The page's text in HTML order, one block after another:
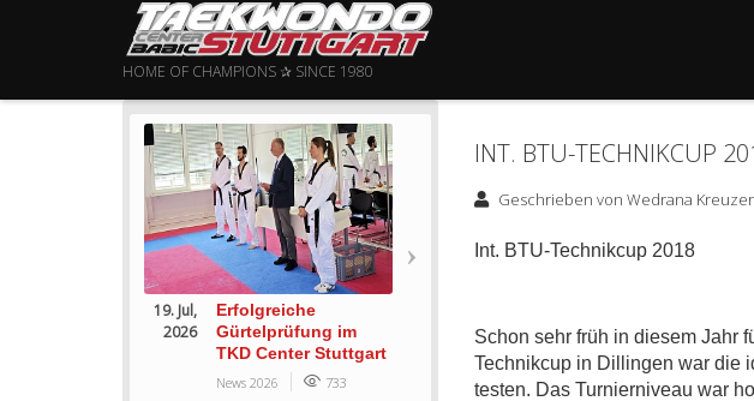
HOME OF CHAMPIONS ✰ SINCE 1980
19. Jul,
2026
Erfolgreiche
Gürtelprüfung im
TKD Center Stuttgart
News 2026 733
INT. BTU-TECHNIKCUP
Geschrieben von Wedrana Kreuzer
Int. BTU-Technikcup 2018
Schon sehr früh in diesem Jahr
Technikcup in Dillingen war die
testen. Das Turnierniveau war